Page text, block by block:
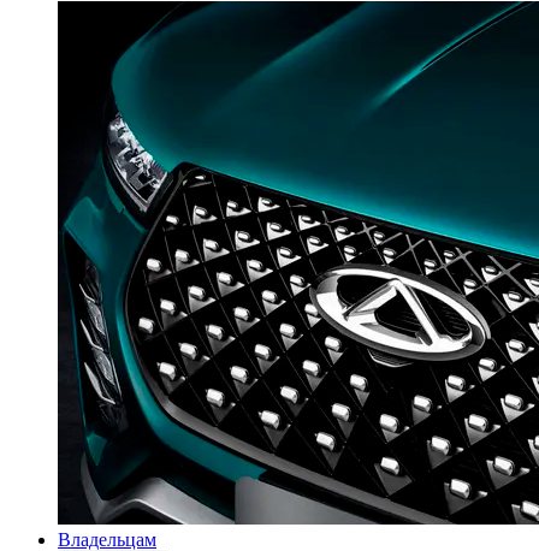
Владельцам